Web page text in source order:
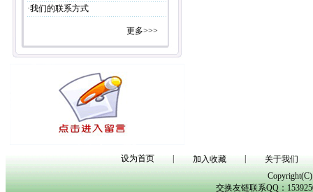
·我们的联系方式
更多>>>
设为首页 加入收藏
关于我们
交换友链联系QQ：